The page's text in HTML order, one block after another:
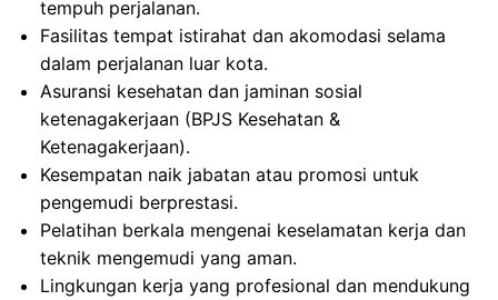
tempuh perjalanan.
Fasilitas tempat istirahat dan akomodasi selama
dalam perjalanan luar kota.
Asuransi kesehatan dan jaminan sosial
ketenagakerjaan (BPJS Kesehatan &
Ketenagakerjaan).
Kesempatan naik jabatan atau promosi untuk
pengemudi berprestasi.
Pelatihan berkala mengenai keselamatan kerja dan
teknik mengemudi yang aman.
Lingkungan kerja yang profesional dan mendukung